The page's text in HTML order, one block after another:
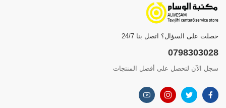
حصلت على السؤال؟ اتصل بنا 24/7
0798303028
سجل الآن لتحصل على أفضل المنتجات